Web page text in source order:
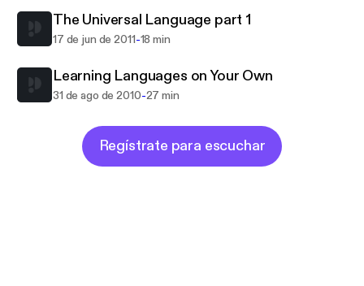
The Universal Language part 1
17 de jun de 2011-18 min
Learning Languages on Your Own
31 de ago de 2010-27 min
Regístrate para escuchar